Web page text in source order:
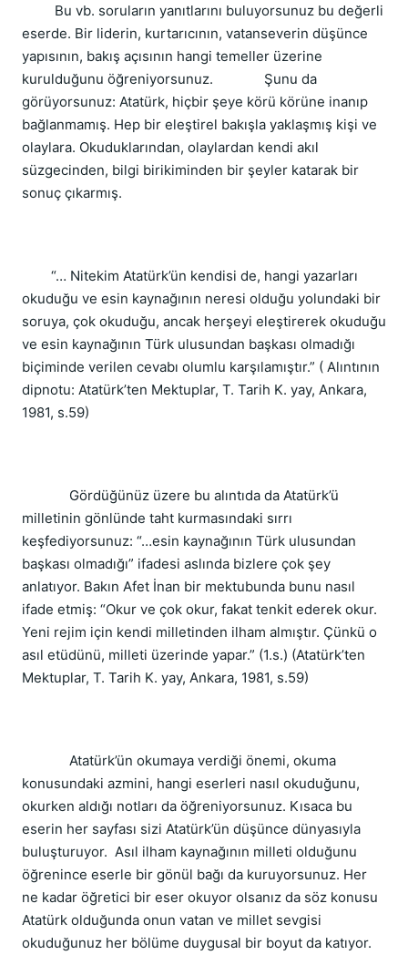
Bu vb. soruların yanıtlarını buluyorsunuz bu değerli
eserde. Bir liderin, kurtarıcının, vatanseverin düşünce
yapısının, bakış açısının hangi temeller üzerine
kurulduğunu öğreniyorsunuz. Şunu da
görüyorsunuz: Atatürk, hiçbir şeye körü körüne inanıp
bağlanmamış. Hep bir eleştirel bakışla yaklaşmış kişi ve
olaylara. Okuduklarından, olaylardan kendi akıl
süzgecinden, bilgi birikiminden bir şeyler katarak bir
sonuç çıkarmış.
“… Nitekim Atatürk’ün kendisi de, hangi yazarları
okuduğu ve esin kaynağının neresi olduğu yolundaki bir
soruya, çok okuduğu, ancak herşeyi eleştirerek okuduğu
ve esin kaynağının Türk ulusundan başkası olmadığı
biçiminde verilen cevabı olumlu karşılamıştır.” ( Alıntının
dipnotu: Atatürk’ten Mektuplar, T. Tarih K. yay, Ankara,
1981, s.59)
Gördüğünüz üzere bu alıntıda da Atatürk’ü
milletinin gönlünde taht kurmasındaki sırrı
keşfediyorsunuz: “…esin kaynağının Türk ulusundan
başkası olmadığı” ifadesi aslında bizlere çok şey
anlatıyor. Bakın Afet İnan bir mektubunda bunu nasıl
ifade etmiş: “Okur ve çok okur, fakat tenkit ederek okur.
Yeni rejim için kendi milletinden ilham almıştır. Çünkü o
asıl etüdünü, milleti üzerinde yapar.” (1.s.) (Atatürk’ten
Mektuplar, T. Tarih K. yay, Ankara, 1981, s.59)
Atatürk’ün okumaya verdiği önemi, okuma
konusundaki azmini, hangi eserleri nasıl okuduğunu,
okurken aldığı notları da öğreniyorsunuz. Kısaca bu
eserin her sayfası sizi Atatürk’ün düşünce dünyasıyla
buluşturuyor. Asıl ilham kaynağının milleti olduğunu
öğrenince eserle bir gönül bağı da kuruyorsunuz. Her
ne kadar öğretici bir eser okuyor olsanız da söz konusu
Atatürk olduğunda onun vatan ve millet sevgisi
okuduğunuz her bölüme duygusal bir boyut da katıyor.